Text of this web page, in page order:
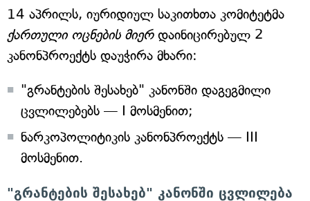
14 აპრილს, იურიდიულ საკითხთა კომიტეტმა
ქართული ოცნების მიერ დაინიცირებულ 2
კანონპროექტს დაუჭირა მხარი:
"გრანტების შესახებ" კანონში დაგეგმილი
ცვლილებებს — I მოსმენით;
ნარკოპოლიტიკის კანონპროექტს — III
მოსმენით.
"გრანტების შესახებ" კანონში ცვლილება